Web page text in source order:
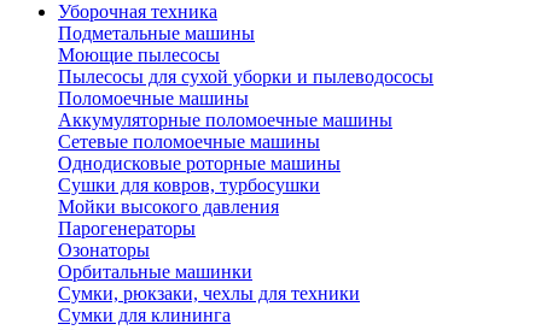
Уборочная техника
Подметальные машины
Моющие пылесосы
Пылесосы для сухой уборки и пылеводососы
Поломоечные машины
Аккумуляторные поломоечные машины
Сетевые поломоечные машины
Однодисковые роторные машины
Сушки для ковров, турбосушки
Мойки высокого давления
Парогенераторы
Озонаторы
Орбитальные машинки
Сумки, рюкзаки, чехлы для техники
Сумки для клининга